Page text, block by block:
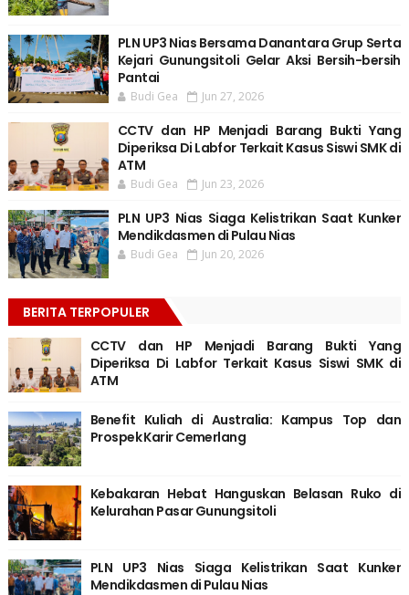
PLN UP3 Nias Bersama Danantara Grup Serta
Kejari Gunungsitoli Gelar Aksi Bersih-bersih
Pantai
Budi Gea Jun 27, 2026
CCTV dan HP Menjadi Barang Bukti Yang
Diperiksa Di Labfor Terkait Kasus Siswi SMK di
ATM
Budi Gea Jun 23, 2026
PLN UP3 Nias Siaga Kelistrikan Saat Kunker
Mendikdasmen di Pulau Nias
Budi Gea Jun 20, 2026
BERITA TERPOPULER
CCTV dan HP Menjadi Barang Bukti Yang
Diperiksa Di Labfor Terkait Kasus Siswi SMK di
ATM
Benefit Kuliah di Australia: Kampus Top dan
Prospek Karir Cemerlang
Kebakaran Hebat Hanguskan Belasan Ruko di
Kelurahan Pasar Gunungsitoli
PLN UP3 Nias Siaga Kelistrikan Saat Kunker
Mendikdasmen di Pulau Nias